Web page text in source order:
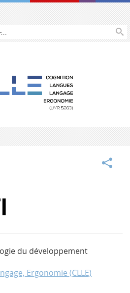
du développement
Ergonomie (CLLE)